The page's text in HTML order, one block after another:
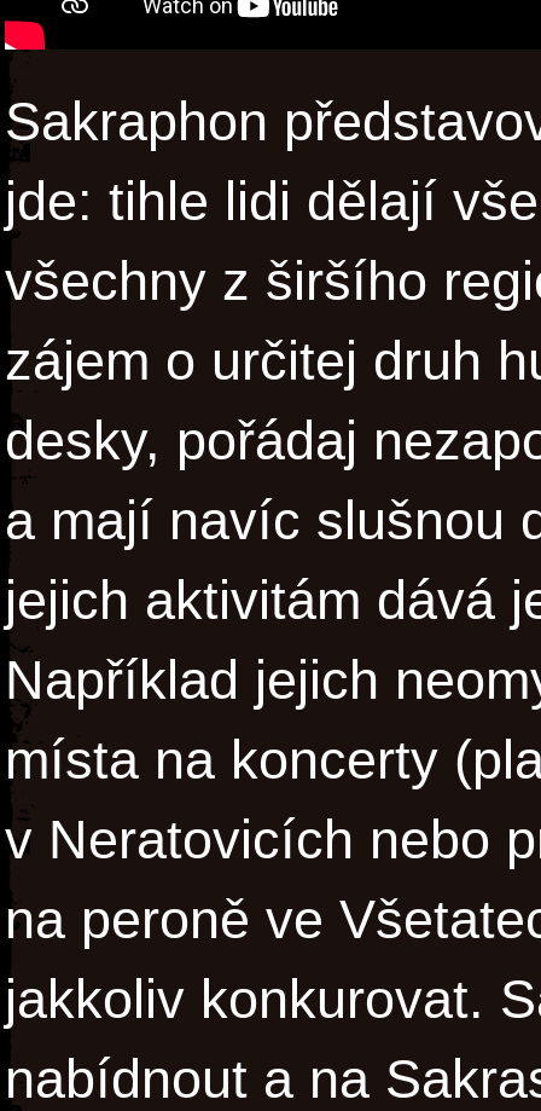
Sakraphon
jde: tihle lidi dělají
všechny z širšího
zájem o určitej druh
desky, pořádaj
a mají navíc slušnou
jejich aktivitám dává
Například jejich
místa na koncerty
v Neratovicích nebo
na peroně ve
jakkoliv konkurovat.
nabídnout a na